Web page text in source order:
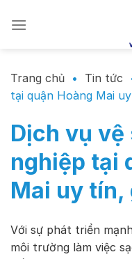
đến
Trang chủ • Tin tức
tại quận Hoàng Mai
Dịch vụ
nghiệp tại
Mai uy tín,
Với sự phát triển
môi trường làm việc